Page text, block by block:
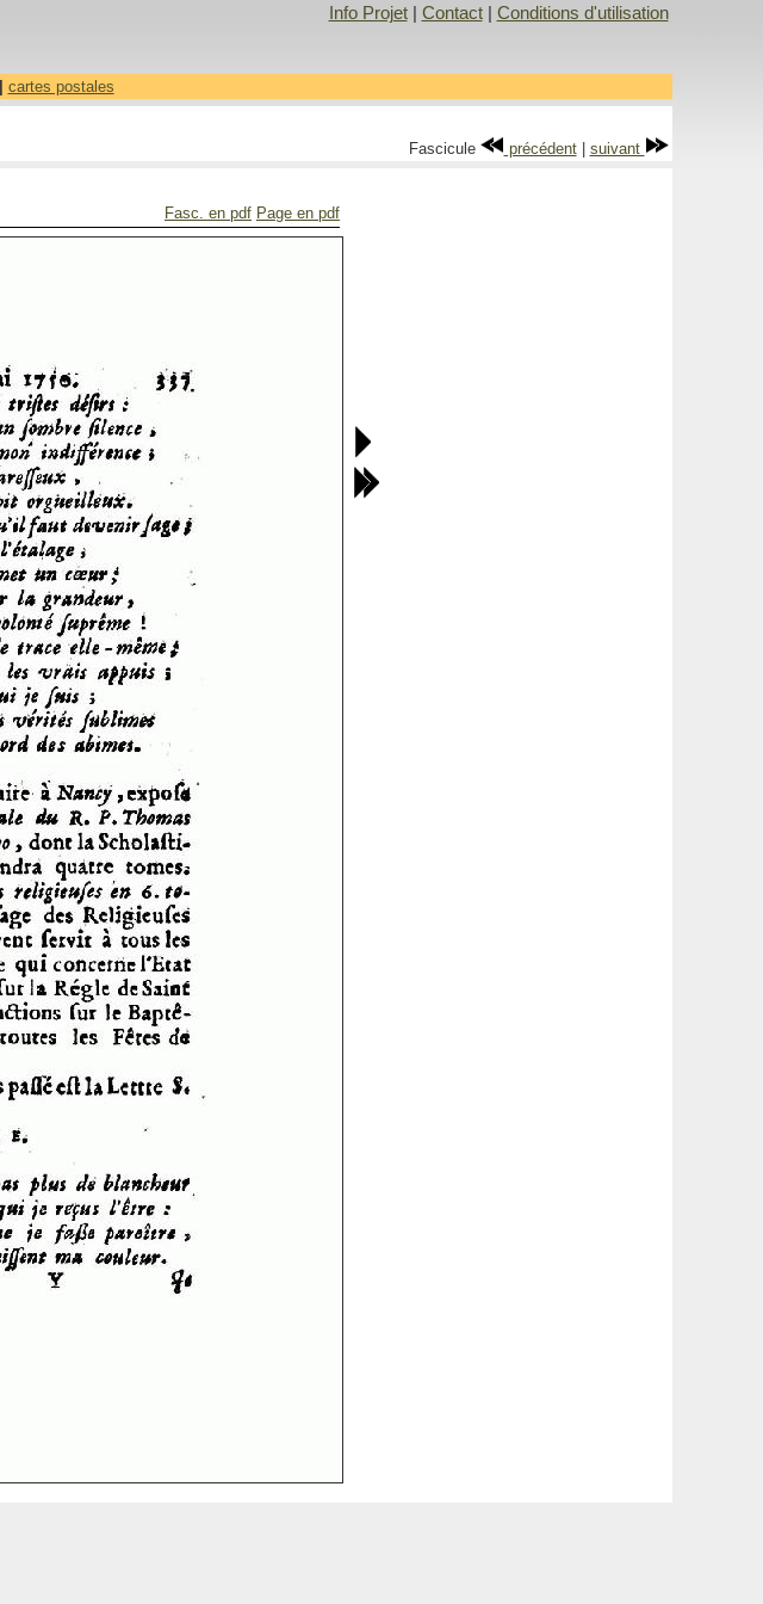
Info Projet| Contact| Conditions d'utilisation
cartes postales
Fascicule précédent| suivant
Fasc. en pdf Page en pdf